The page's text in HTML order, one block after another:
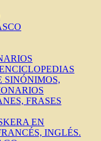
SINÓNIMOS,
FRASES
EN
INGLÉS.